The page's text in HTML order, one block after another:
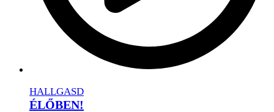
HALLGASD
ÉLŐBEN!